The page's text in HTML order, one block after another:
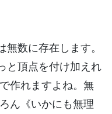
無数に存在します。
と頂点を付け加えれ
作れますよね。無
ん《いかにも無理